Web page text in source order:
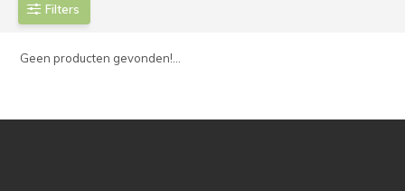
Filters
Geen producten gevonden!...